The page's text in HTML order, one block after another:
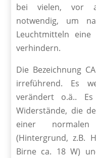
bei vielen, vor
notwendig, um
Leuchtmitteln eine
verhindern.
Die Bezeichnung
irreführend. Es
verändert o.ä..
Widerstände, die
einer normalen
(Hintergrund, z.B.
Birne ca. 18 W)